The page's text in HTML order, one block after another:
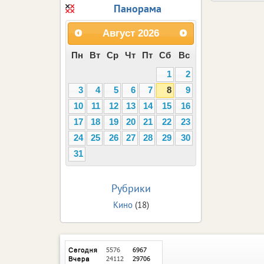
Панорама
Август 2026
Пн Вт Ср Чт Пт Сб
Вс
1
2
3
4 5 6 7 8
9
10
11 12 13 14 15
16
17
18 19 20 21 22
23
24
25 26 27 28 29
30
31
Рубрики
Кино(18)